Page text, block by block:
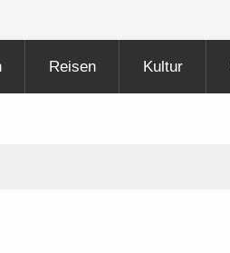
Reisen Kultur